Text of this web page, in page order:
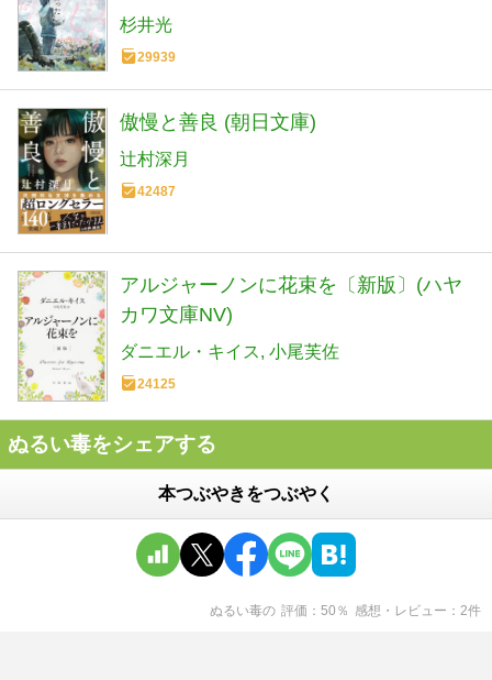
杉井光
29939
傲慢と善良 (朝日文庫)
辻村深月
42487
アルジャーノンに花束を〔新版〕(ハヤ
カワ文庫NV)
ダニエル・キイス 小尾芙佐
24125
ぬるい毒をシェアする
本つぶやきをつぶやく
ぬるい毒の 評価 50 ％ 感想・レビュー 2件